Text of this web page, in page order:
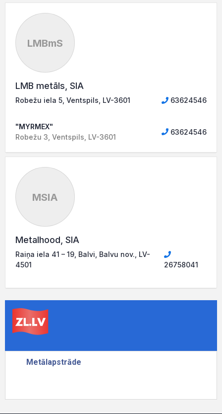
LMBmS
LMB metāls, SIA
Robežu iela 5, Ventspils, LV-3601 63624546
"MYRMEX"
Robežu 3, Ventspils, LV-3601
63624546
MSIA
Metalhood, SIA
Raiņa iela 41 – 19, Balvi, Balvu nov., LV-
4501
26758041